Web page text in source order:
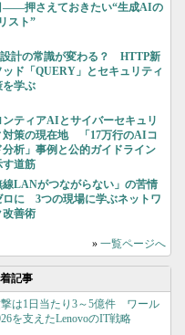
――押さえておきたい“生成AIの
スト”
計の常識が変わる？ HTTP新
ッド「QUERY」とセキュリティ
を学ぶ
ンティアAIとサイバーセキュリ
対策の現在地 「17万行のAIコ
分析」事例と公的ガイドライン
す道筋
線LANがつながらない」の苦情
ロに 3つの現場に学ぶネットワ
改善術
» 一覧ページへ
記事
は1日当たり3～5億件 ワール
を支えたLenovoのIT戦略